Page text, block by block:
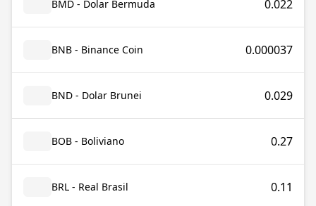
BMD - Dolar Bermuda 0.022
BNB - Binance Coin 0.000037
BND - Dolar Brunei 0.029
BOB - Boliviano 0.27
BRL - Real Brasil 0.11